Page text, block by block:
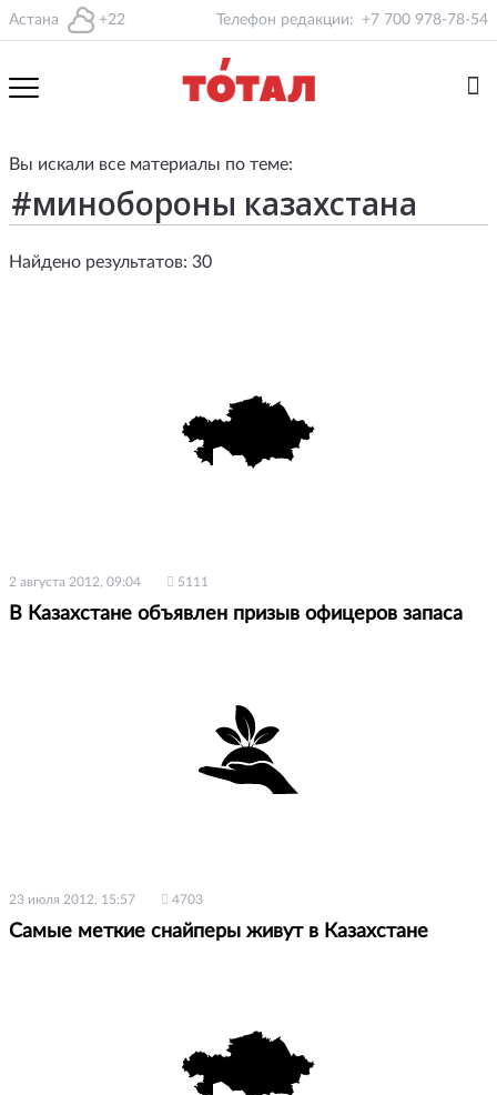
Астана +22 Телефон редакции: +7 700 978-78-54
Вы искали все материалы по теме:
Найдено результатов: 30
2 августа 2012, 09:04 5111
В Казахстане объявлен призыв офицеров запаса
23 июля 2012, 15:57 4703
Самые меткие снайперы живут в Казахстане